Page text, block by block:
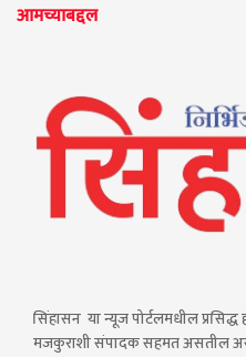
आमच्याबद्दल
सिंहासन या न्यूज पोर्टलमधील प्रसिद्ध
मजकुराशी संपादक सहमत असतील